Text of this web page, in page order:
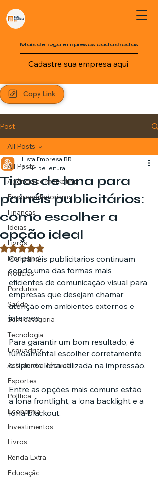
Mais de 1250 empresas cadastradas
Cadastre sua empresa aqui
Copy Link
Post
All Posts
Agência de marketing
Empreendedorismo
Finanças
Ideias
Livros
Marketing
Notícias
Pordutos
Saúde
Sem categoria
Tecnologia
Esquadrias
Assistencia Técnica
Esportes
Política
Economia
Investimentos
Livros
Renda Extra
Educação
All Posts
Tipos de lona para
painéis publicitários:
como escolher a
opção ideal
Lista Empresa BR
2 min de leitura
Avaliado com NaN de 5 estrelas.
Os painéis publicitários continuam
sendo uma das formas mais
eficientes de comunicação visual para
empresas que desejam chamar
atenção em ambientes externos e
internos.
Para garantir um bom resultado, é
fundamental escolher corretamente
o tipo de lona utilizada na impressão.
Entre as opções mais comuns estão
a lona frontlight, a lona backlight e a
lona blackout.